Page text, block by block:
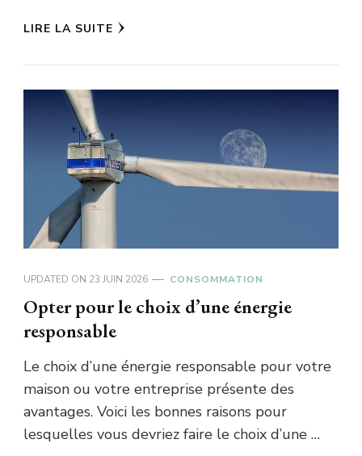
LIRE LA SUITE
UPDATED ON 23 JUIN 2026 CONSOMMATION
Opter pour le choix d’une énergie
responsable
Le choix d’une énergie responsable pour votre
maison ou votre entreprise présente des
avantages. Voici les bonnes raisons pour
lesquelles vous devriez faire le choix d’une …